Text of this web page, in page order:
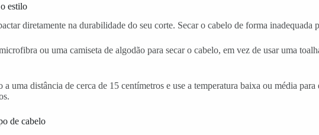
estilo
diretamente na durabilidade do seu corte. Secar o cabelo de forma inadequada
ou uma camiseta de algodão para secar o cabelo, em vez de usar uma
uma distância de cerca de 15 centímetros e use a temperatura baixa ou média
de cabelo